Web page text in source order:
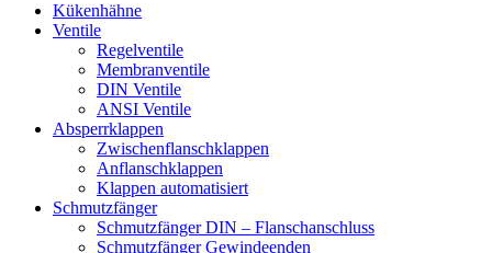
Kükenhähne
Ventile
Regelventile
Membranventile
DIN Ventile
ANSI Ventile
Absperrklappen
Zwischenflanschklappen
Anflanschklappen
Klappen automatisiert
Schmutzfänger
Schmutzfänger DIN – Flanschanschluss
Schmutzfänger Gewindeenden